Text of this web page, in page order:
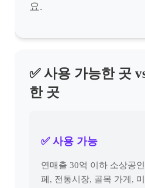
요.
✅ 사용 가능한 곳
한 곳
✅ 사용 가능
연매출 30억 이하 소상공
페, 전통시장, 골목 가게,